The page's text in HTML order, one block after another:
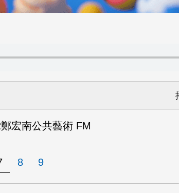
鄭宏南公共藝術 FM
8 9